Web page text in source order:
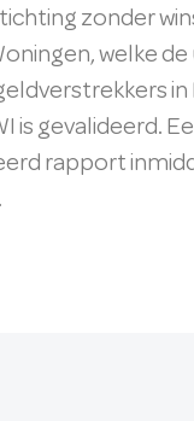
zonder
welke
is gevalideerd.
rapport